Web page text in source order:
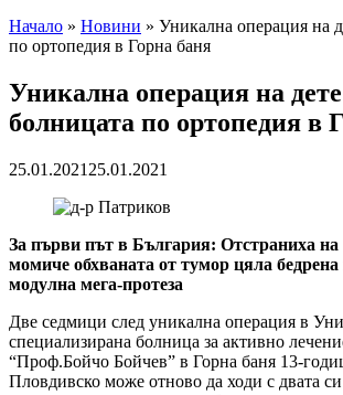
Начало » Новини » Уникална операция на
по ортопедия в Горна баня
Уникална операция на
болницата по ортопедия в
25.01.2021 25.01.2021
За първи път в България: Отстраниха
момиче обхваната от тумор цяла бедрена
модулна мега-протеза
Две седмици след уникална операция в
специализирана болница за активно
“Проф.Бойчо Бойчев” в Горна баня 13-
Пловдивско може отново да ходи с двата